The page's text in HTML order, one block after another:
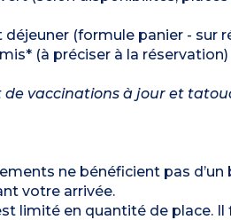
déjeuner (formule panier - sur
(à préciser à la
vaccinations à jour et
ne bénéficient pas
votre arrivée.
limité en quantité de place.